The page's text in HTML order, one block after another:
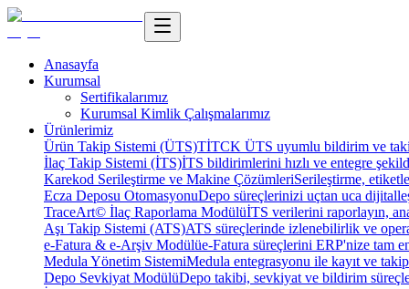
Anasayfa
Kurumsal
Sertifikalarımız
Kurumsal Kimlik Çalışmalarımız
Ürünlerimiz
Ürün Takip Sistemi (ÜTS)TİTCK ÜTS uyumlu bildirim ve
İlaç Takip Sistemi (İTS)İTS bildirimlerini hızlı ve entegre
Karekod Serileştirme ve Makine ÇözümleriSerileştirme,
Ecza Deposu OtomasyonuDepo süreçlerinizi uçtan uca
TraceArt© İlaç Raporlama ModülüİTS verilerini raporlayın,
Aşı Takip Sistemi (ATS)ATS süreçlerinde izlenebilirlik ve
e-Fatura & e-Arşiv Modülüe-Fatura süreçlerini ERP'nize tam
Medula Yönetim SistemiMedula entegrasyonu ile kayıt ve
Depo Sevkiyat ModülüDepo takibi, sevkiyat ve bildirim